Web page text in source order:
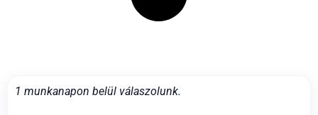
1 munkanapon belül válaszolunk.